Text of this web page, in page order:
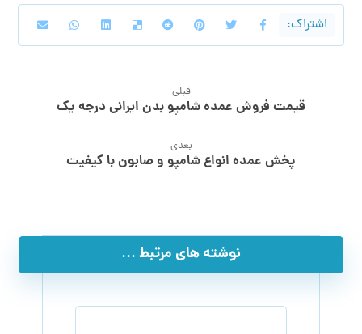
قبلی
قیمت فروش عمده شامپو بدن ایرانی درجه یک
بعدی
پخش عمده انواع شامپو و صابون با کیفیت
نوشته های مرتبط ...